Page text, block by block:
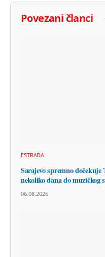
Povezani članci
ESTRADA
Sarajevo spremno
nekoliko dana do muzičkog
06.08.2026